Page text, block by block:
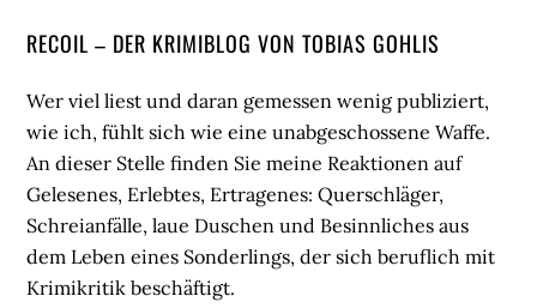
Seitenspalte
RECOIL – DER KRIMIBLOG VON TOBIAS GOHLIS
Wer viel liest und daran gemessen wenig publiziert,
wie ich, fühlt sich wie eine unabgeschossene Waffe.
An dieser Stelle finden Sie meine Reaktionen auf
Gelesenes, Erlebtes, Ertragenes: Querschläger,
Schreianfälle, laue Duschen und Besinnliches aus
dem Leben eines Sonderlings, der sich beruflich mit
Krimikritik beschäftigt.